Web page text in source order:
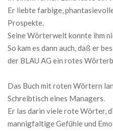
Er liebte farbige,
Prospekte.
Seine Wörterwelt konnte ihm
So kam es dann auch, daß er
der BLAU AG ein rotes
Das Buch mit roten Wörtern
Schreibtisch eines Managers.
Er las darin viele rote Wörter,
mannigfaltige Gefühle und